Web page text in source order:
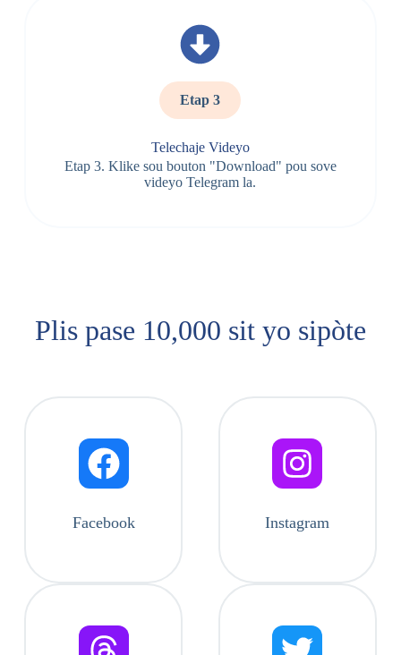
Etap 3
Telechaje Videyo
Etap 3. Klike sou bouton "Download" pou sove
videyo Telegram la.
Plis pase 10,000 sit yo sipòte
Facebook Instagram